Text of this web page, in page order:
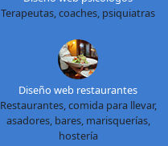
Terapeutas, coaches, psiquiatras
Diseño web restaurantes
Restaurantes, comida para llevar,
asadores, bares, marisquerías,
hostería